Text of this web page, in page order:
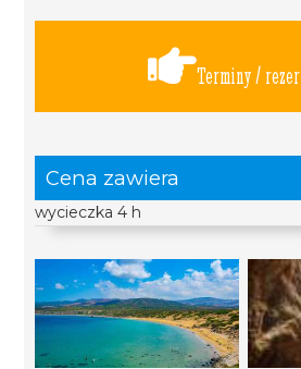
Terminy /
Cena zawiera
wycieczka 4 h